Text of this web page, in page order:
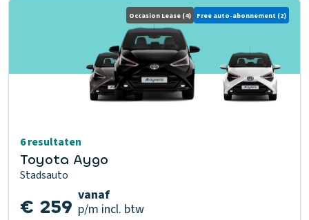
Occasion Lease (4) Free auto-abonnement (2)
6 resultaten
Toyota Aygo
Stadsauto
€ 259 vanaf
p/m incl. btw